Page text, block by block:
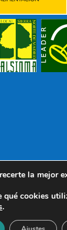
Sierra del Ricón
Datos
Cookies
la mejor
qué cookies
.